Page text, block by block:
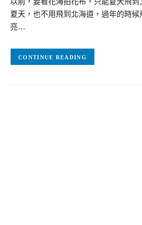
以前，要看花海拍花布，只能夏天飛
夏天，也不用飛到北海道，過年的時
亮…
CONTINUE READING